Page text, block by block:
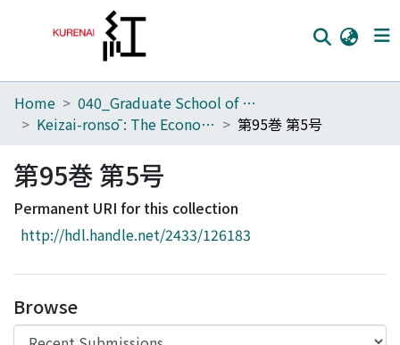
Home
Browse
Download Ranking
Access Statistics
Home
040_Graduate School of Economics
Keizai-ronsō : The Economic Review
第95巻 第5号
第95巻 第5号
Permanent URI for this collection
http://hdl.handle.net/2433/126183
Browse